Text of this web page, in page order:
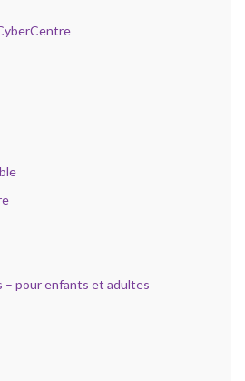
– pour enfants et adultes